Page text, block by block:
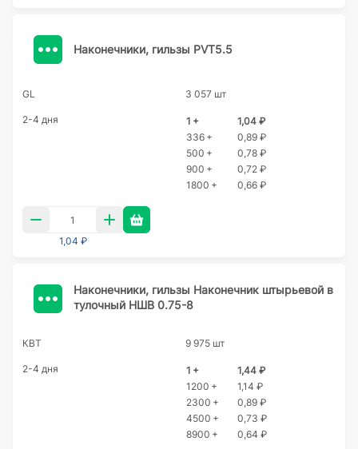
Наконечники, гильзы PVT5.5
GL 3 057 шт
2-4 дня 1 +
1,04 ₽
336 +
0,89 ₽
500 +
0,78 ₽
900 +
0,72 ₽
1800 +
0,66 ₽
1,04 ₽
Наконечники, гильзы Наконечник штырьевой в
тулочный НШВ 0.75-8
КВТ 9 975 шт
2-4 дня 1 +
1,44 ₽
1200 +
1,14 ₽
2300 +
0,89 ₽
4500 +
0,73 ₽
8900 +
0,64 ₽